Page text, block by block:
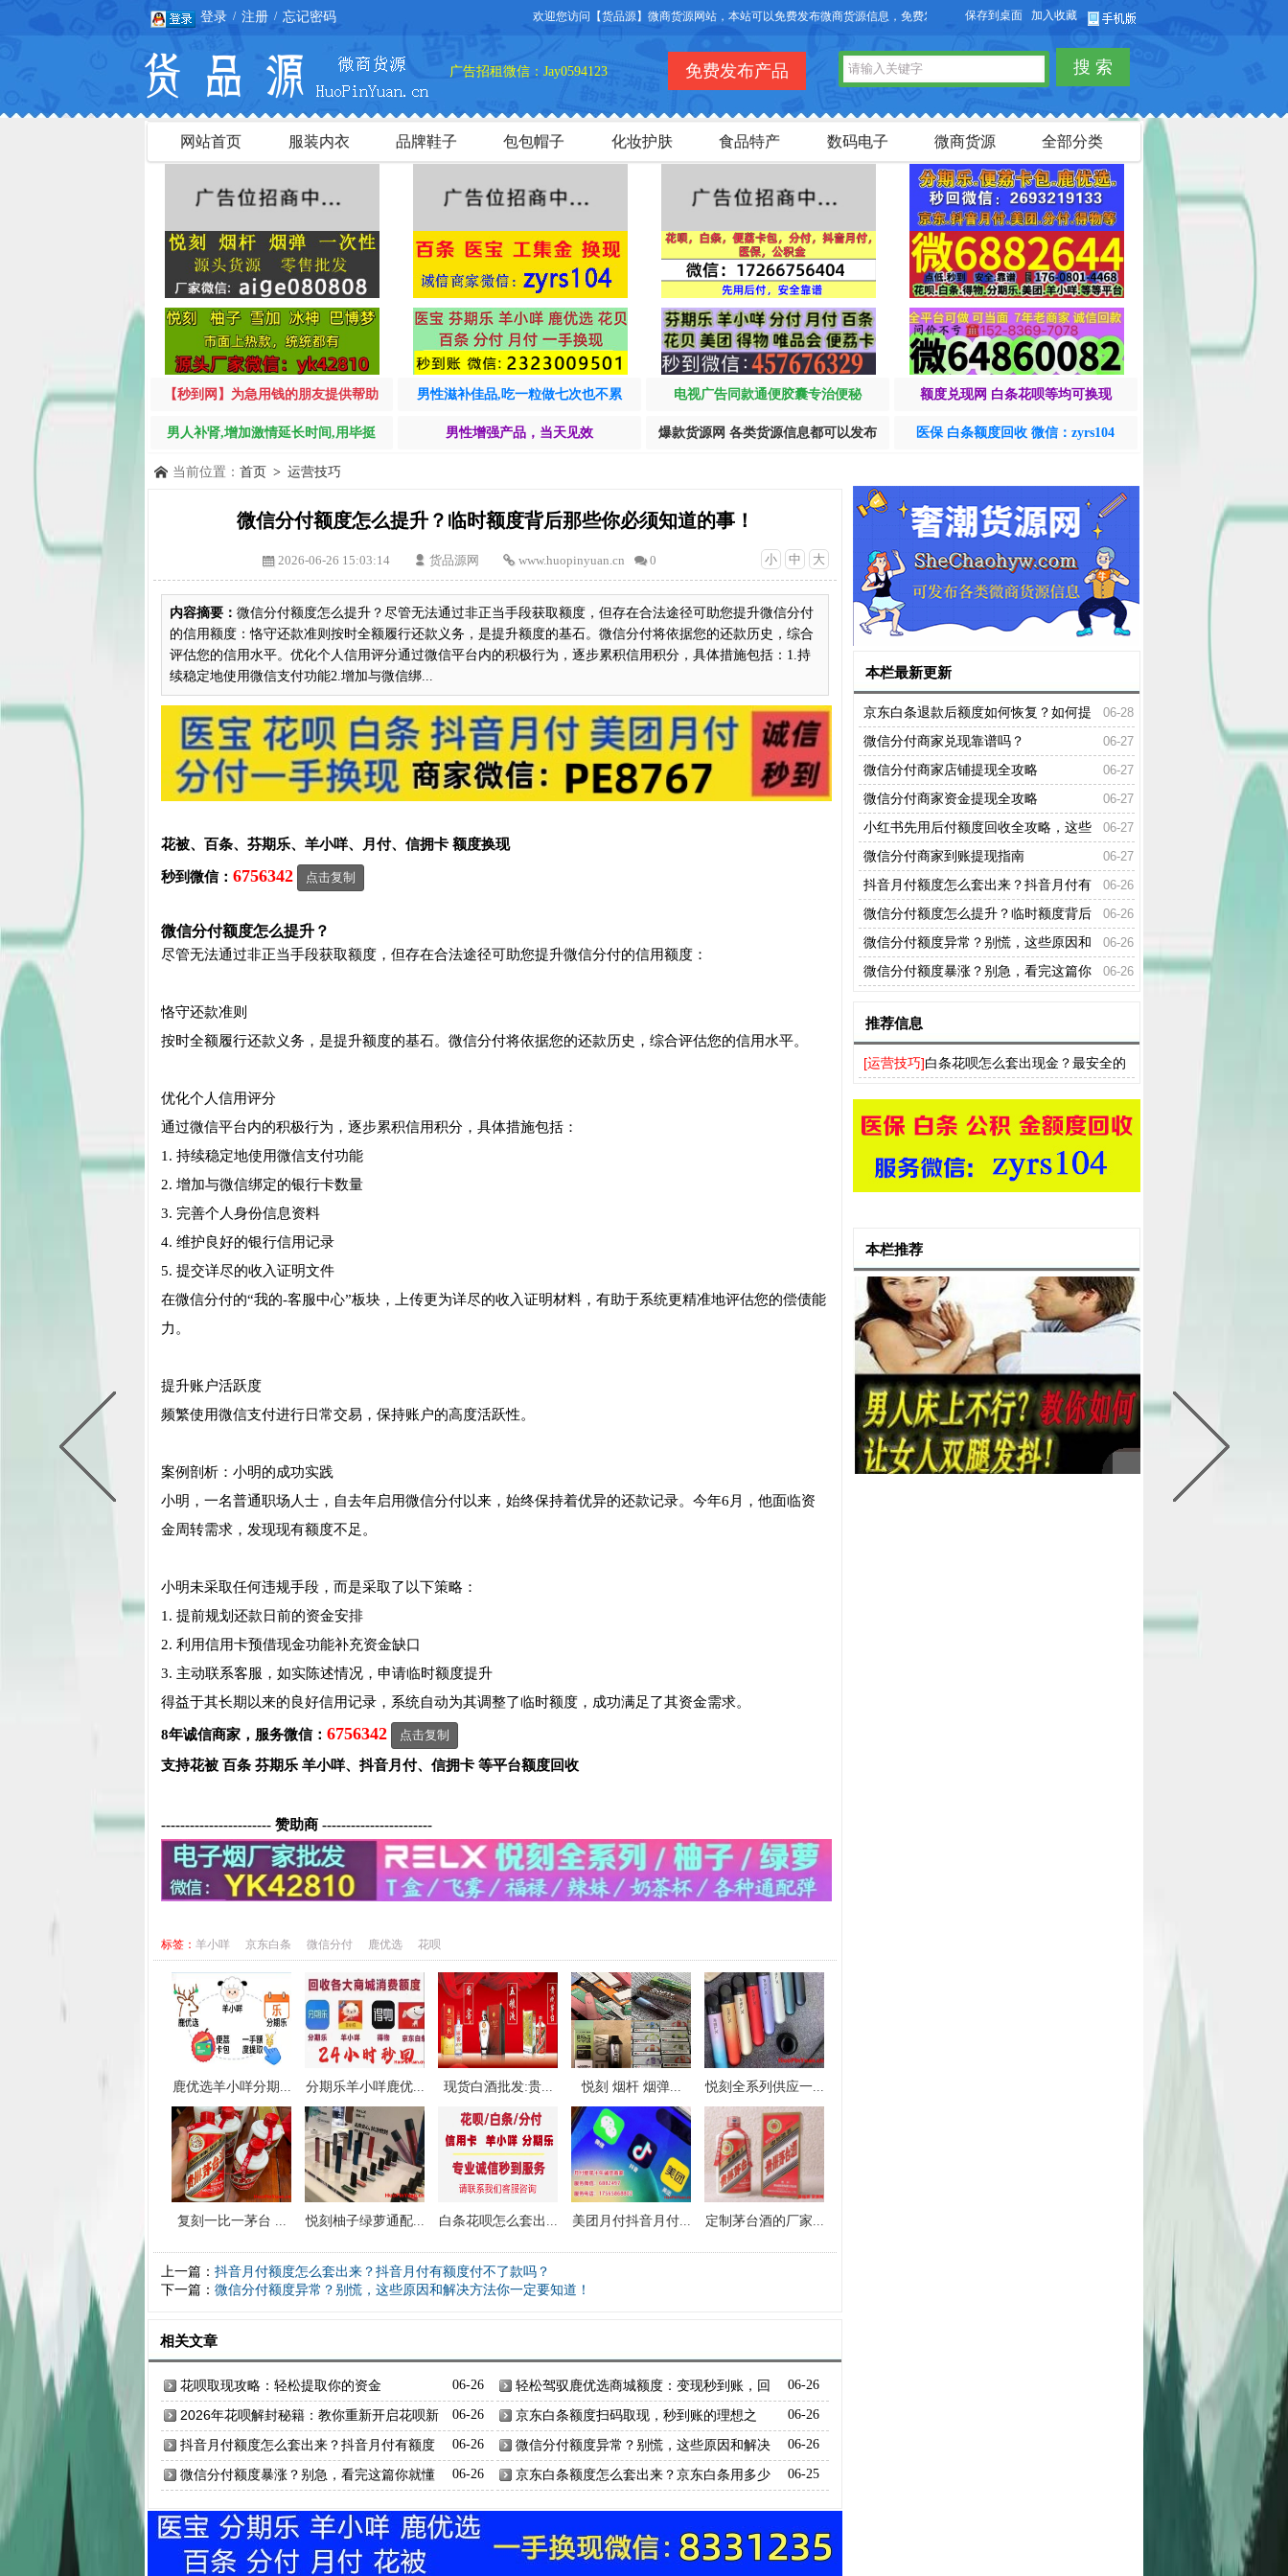
登录 / 注册 / 忘记密码 欢迎您访问【货品源】微商货源网站，本站可以免费发布微商货源信息，免费发布供求信息，也可以免费发布淘宝客商品信息。
保存到桌面 加入收藏
广告招租微信：Jay0594123 搜 索
免费发布产品
网站首页 服装内衣 品牌鞋子 包包帽子 化妆护肤 食品特产 数码电子 微商货源 全部分类
【秒到网】为急用钱的朋友提供帮助 男性滋补佳品,吃一粒做七次也不累 电视广告同款通便胶囊专治便秘 额度兑现网 白条花呗等均可换现
男人补肾,增加激情延长时间,用毕挺 男性增强产品，当天见效 爆款货源网 各类货源信息都可以发布 医保 白条额度回收 微信：zyrs104
当前位置： 首页 > 运营技巧
微信分付额度怎么提升？临时额度背后那些你必须知道的事！
小 中 大
2026-06-26 15:03:14 货品源网 www.huopinyuan.cn 0
内容摘要： 微信分付额度怎么提升？尽管无法通过非正当手段获取额度，但存在合法途径可助您提升微信分付
的信用额度：恪守还款准则按时全额履行还款义务，是提升额度的基石。微信分付将依据您的还款历史，综合
评估您的信用水平。优化个人信用评分通过微信平台内的积极行为，逐步累积信用积分，具体措施包括：1.持
续稳定地使用微信支付功能2.增加与微信绑...
花被、百条、芬期乐、羊小咩、月付、信拥卡 额度换现
秒到微信： 6756342 点击复制
微信分付额度怎么提升？
尽管无法通过非正当手段获取额度，但存在合法途径可助您提升微信分付的信用额度：
恪守还款准则
按时全额履行还款义务，是提升额度的基石。微信分付将依据您的还款历史，综合评估您的信用水平。
优化个人信用评分
通过微信平台内的积极行为，逐步累积信用积分，具体措施包括：
1. 持续稳定地使用微信支付功能
2. 增加与微信绑定的银行卡数量
3. 完善个人身份信息资料
4. 维护良好的银行信用记录
5. 提交详尽的收入证明文件
在微信分付的“我的-客服中心”板块，上传更为详尽的收入证明材料，有助于系统更精准地评估您的偿债能
力。
提升账户活跃度
频繁使用微信支付进行日常交易，保持账户的高度活跃性。
案例剖析：小明的成功实践
小明，一名普通职场人士，自去年启用微信分付以来，始终保持着优异的还款记录。今年6月，他面临资
金周转需求，发现现有额度不足。
小明未采取任何违规手段，而是采取了以下策略：
1. 提前规划还款日前的资金安排
2. 利用信用卡预借现金功能补充资金缺口
3. 主动联系客服，如实陈述情况，申请临时额度提升
得益于其长期以来的良好信用记录，系统自动为其调整了临时额度，成功满足了其资金需求。
8年诚信商家，服务微信： 6756342 点击复制
支持花被 百条 芬期乐 羊小咩、抖音月付、信拥卡 等平台额度回收
----------------------- 赞助商 -----------------------
标签： 羊小咩 京东白条 微信分付 鹿优选 花呗
鹿优选羊小咩分期... 分期乐羊小咩鹿优... 现货白酒批发:贵... 悦刻 烟杆 烟弹... 悦刻全系列供应一...
复刻一比一茅台 ... 悦刻柚子绿萝通配... 白条花呗怎么套出... 美团月付抖音月付... 定制茅台酒的厂家...
上一篇： 抖音月付额度怎么套出来？抖音月付有额度付不了款吗？
下一篇： 微信分付额度异常？别慌，这些原因和解决方法你一定要知道！
相关文章
06-26
花呗取现攻略：轻松提取你的资金 06-26
轻松驾驭鹿优选商城额度：变现秒到账，回
收商家全天在线！
06-26
2026年花呗解封秘籍：教你重新开启花呗新
篇章
06-26
京东白条额度扫码取现，秒到账的理想之
选！
06-26
抖音月付额度怎么套出来？抖音月付有额度
付不了款吗？
06-26
微信分付额度异常？别慌，这些原因和解决
方法你一定要知道！
06-26
微信分付额度暴涨？别急，看完这篇你就懂 06-25
京东白条额度怎么套出来？京东白条用多少
本栏最新更新
06-28
京东白条退款后额度如何恢复？如何提
升京东白条额度？ 06-27
微信分付商家兑现靠谱吗？
06-27
微信分付商家店铺提现全攻略
06-27
微信分付商家资金提现全攻略
06-27
小红书先用后付额度回收全攻略，这些
坑别踩！ 06-27
微信分付商家到账提现指南
06-26
抖音月付额度怎么套出来？抖音月付有
额度付不了款吗？ 06-26
微信分付额度怎么提升？临时额度背后
那些你必须知道的事！ 06-26
微信分付额度异常？别慌，这些原因和
解决方法你一定要知道！ 06-26
微信分付额度暴涨？别急，看完这篇你
推荐信息
[运营技巧]白条花呗怎么套出现金？最安全的
本栏推荐